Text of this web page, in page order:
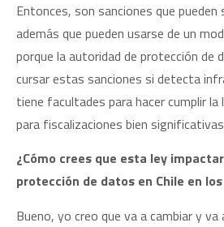
Entonces, son sanciones que pueden
además que pueden usarse de un
porque la autoridad de protección de
cursar estas sanciones si detecta
tiene facultades para hacer cumplir la
para fiscalizaciones bien
¿Cómo crees que esta ley
protección de datos en Chile en
Bueno, yo creo que va a cambiar y va